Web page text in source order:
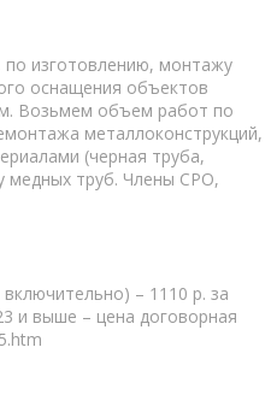
изготовлению, монтажу
оснащения объектов
Возьмем объем работ по
металлоконструкций,
(черная труба,
медных труб. Члены СРО,
– 1110 р. за
и выше – цена договорная